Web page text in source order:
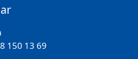
150 13 69